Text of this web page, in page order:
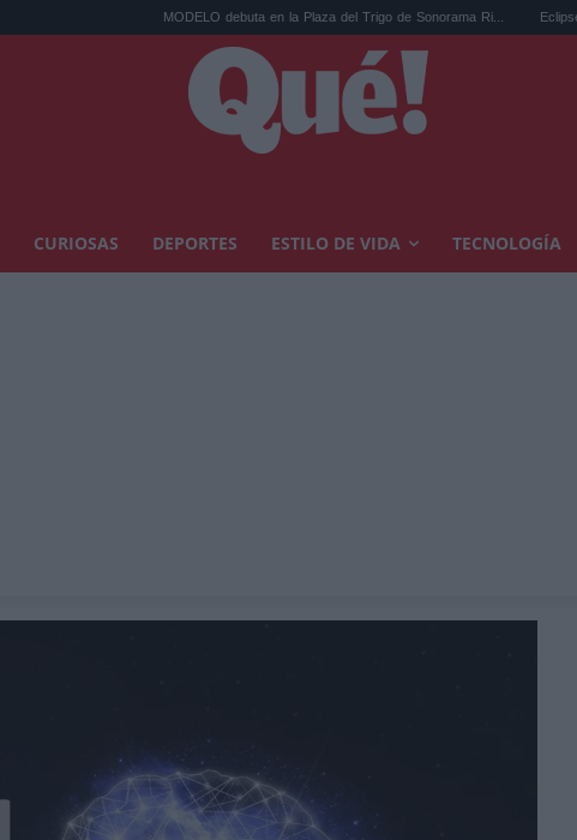
MODELO debuta en la Plaza del Trigo de Sonorama Ri... Eclipse solar en
CURIOSAS DEPORTES ESTILO DE VIDA TECNOLOGÍA